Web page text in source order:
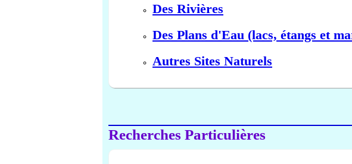
Des Rivières
Des Plans d'Eau (lacs, étangs et
Autres Sites Naturels
Recherches Particulières